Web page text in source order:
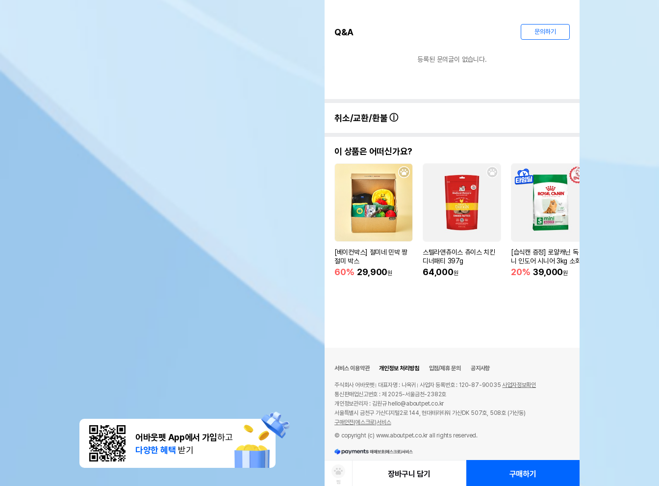
어바웃펫 App에서 가입하고
다양한 혜택 받기
Q&A 문의하기
등록된 문의글이 없습니다.
취소/교환/환불
이 상품은 어떠신가요?
[베이컨박스] 절미네 민박 짱
절미 박스
60% 29,900원
스텔라앤츄이스 츄이스 치킨
디너패티 397g
64,000원
[습식캔 증정] 로얄캐닌 독 미
니 인도어 시니어 3kg 소화도
움
20% 39,000원
찜
장바구니 담기 구매하기
서비스 이용약관 개인정보 처리방침 입점/제휴 문의 공지사항
주식회사 어바웃펫 대표자명 : 나옥귀 사업자 등록번호 : 120-87-90035사업자정보확인
통신판매업신고번호 : 제 2025-서울금천-2382호
개인정보관리자 : 김원규 hello@aboutpet.co.kr
서울특별시 금천구 가산디지털2로 144, 현대테라타워 가산DK 507호, 508호 (가산동)
구매안전(에스크로)서비스
© copyright (c) www.aboutpet.co.kr all rights reserved.